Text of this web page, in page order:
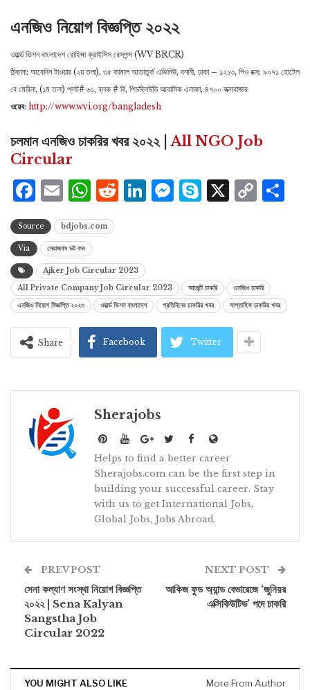
এনজিও নিয়োগ বিজ্ঞপ্তি ২০২২
ওয়ার্ল্ড ভিশন বাংলাদেশ রোহিঙ্গা ক্রাইসিস রেসপন্স (WV BRCR)
ঠিকানা: আবেদিন টাওয়ার (২য় তলা), ৩৫ কামাল আতাতুর্ক এভিনিউ, বনানী, ঢাকা – ১২১৩, পিও বক্স: ৯০৭১ হোটেল
বে মেরিনা, (১ম তলা) প্লট# ৬১, ব্লক # বি, পিডব্লিউডি আবাসিক এলাকা, ৪৭০০ কক্সবাজার
ওয়েব: http://www.wvi.org/bangladesh
চলমান এনজিও চাকরির খবর ২০২২ |All NGO Job
Circular
Facebook
Email
WhatsApp
Reddit
LinkedIn
Messenger
Skype
X
Source bdjobs.com
Via সেরাজবস ডট কম
Ajker Job Circular 2023
All Private Company Job Circular 2023
আর্জেন্ট চাকরি
এনজিও চাকরি
এনজিও নিয়োগ বিজ্ঞপ্তি ২০২৩
ওয়ার্ল্ড ভিশন বাংলাদেশ প্রতিদিনের চাকরির খবর সাপ্তাহিক চাকরির খবর
Share Facebook Twitter
Sherajobs
Helps to find a better career
Sherajobs.com can be the first step in
building your successful career. Stay
with us to get International Jobs,
Global Jobs, Jobs Abroad.
PREV POST
সেনা কল্যাণ সংস্থা নিয়োগ বিজ্ঞপ্তি
২০২২ | Sena Kalyan
Sangstha Job
Circular 2022
NEXT POST
আকিজ ফুড অ্যান্ড বেভারেজে ‘জুনিয়র
এক্সিকিউটিভ’ পদে চাকরি
YOU MIGHT ALSO LIKE More From Author